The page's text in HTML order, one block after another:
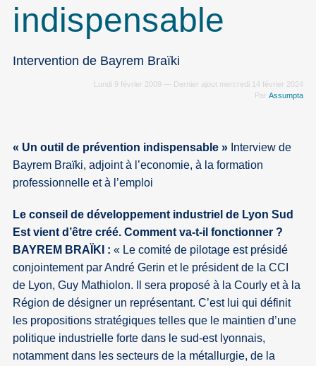
indispensable
Intervention de Bayrem Braïki
Lundi 9 février 2009 — Dernier ajout mercredi 14 février 2024
Par Assumpta
« Un outil de prévention indispensable » Interview de
Bayrem Braïki, adjoint à l’economie, à la formation
professionnelle et à l’emploi
Le conseil de développement industriel de Lyon Sud
Est vient d’être créé. Comment va-t-il fonctionner ?
BAYREM BRAÏKI : « Le comité de pilotage est présidé
conjointement par André Gerin et le président de la CCI
de Lyon, Guy Mathiolon. Il sera proposé à la Courly et à la
Région de désigner un représentant. C’est lui qui définit
les propositions stratégiques telles que le maintien d’une
politique industrielle forte dans le sud-est lyonnais,
notamment dans les secteurs de la métallurgie, de la